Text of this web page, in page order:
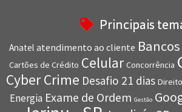
Principais
Anatel atendimento ao cliente Bancos
Cartões de Crédito Celular Concorrência
Cyber Crime Desafio 21 dias
Energia Exame de Ordem Gestão